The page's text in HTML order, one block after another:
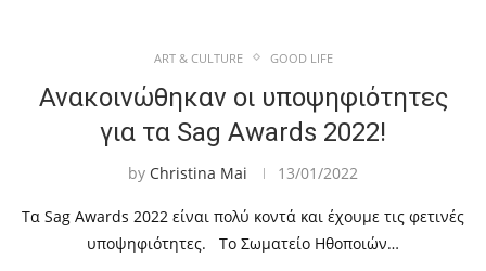
ART & CULTURE GOOD LIFE
Ανακοινώθηκαν οι υποψηφιότητες
για τα Sag Awards 2022!
by Christina Mai 13/01/2022
Τα Sag Awards 2022 είναι πολύ κοντά και έχουμε τις φετινές
υποψηφιότητες. Το Σωματείο Ηθοποιών…